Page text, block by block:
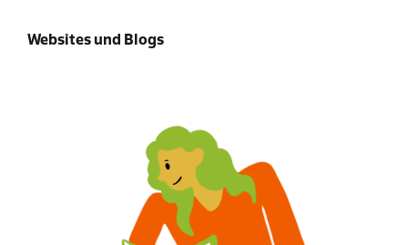
Websites und Blogs